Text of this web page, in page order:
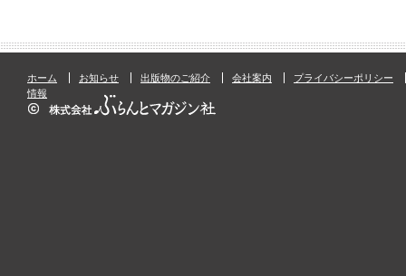
ホーム お知らせ 出版物のご紹介 会社案内
プライバシーポリシー
情報